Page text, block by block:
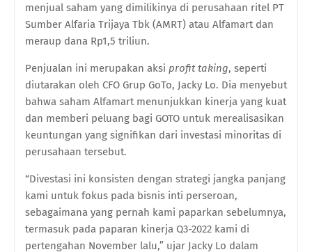
menjual saham yang dimilikinya di perusahaan ritel PT
Sumber Alfaria Trijaya Tbk (AMRT) atau Alfamart dan
meraup dana Rp1,5 triliun.
Penjualan ini merupakan aksi profit taking, seperti
diutarakan oleh CFO Grup GoTo, Jacky Lo. Dia menyebut
bahwa saham Alfamart menunjukkan kinerja yang kuat
dan memberi peluang bagi GOTO untuk merealisasikan
keuntungan yang signifikan dari investasi minoritas di
perusahaan tersebut.
“Divestasi ini konsisten dengan strategi jangka panjang
kami untuk fokus pada bisnis inti perseroan,
sebagaimana yang pernah kami paparkan sebelumnya,
termasuk pada paparan kinerja Q3-2022 kami di
pertengahan November lalu,” ujar Jacky Lo dalam